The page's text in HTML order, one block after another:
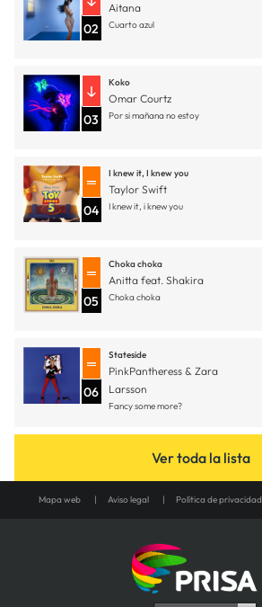
02
Aitana
Cuarto azul
03
Koko
Omar Courtz
Por si mañana no estoy
04
I knew it, I knew you
Taylor Swift
I knew it, i knew you
05
Choka choka
Anitta feat. Shakira
Choka choka
06
Stateside
PinkPantheress & Zara
Larsson
Fancy some more?
Ver toda la lista
Mapa web Aviso legal Política de privacidad